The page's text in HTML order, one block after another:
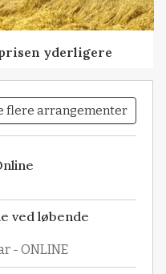
yderligere
flere arrangementer
ved løbende
- ONLINE